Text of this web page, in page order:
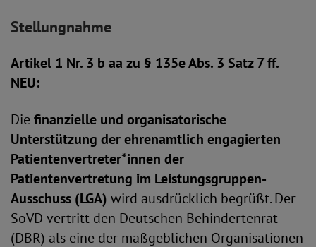
Stellungnahme
Artikel 1 Nr. 3 b aa zu § 135e Abs. 3 Satz 7 ff.
NEU:
Die finanzielle und organisatorische
Unterstützung der ehrenamtlich engagierten
Patientenvertreter*innen der
Patientenvertretung im Leistungsgruppen-
Ausschuss (LGA) wird ausdrücklich begrüßt. Der
SoVD vertritt den Deutschen Behindertenrat
(DBR) als eine der maßgeblichen Organisationen